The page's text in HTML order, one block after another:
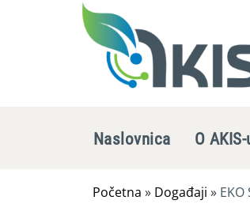
Naslovnica O AKIS-
Početna » Događaji » EKO